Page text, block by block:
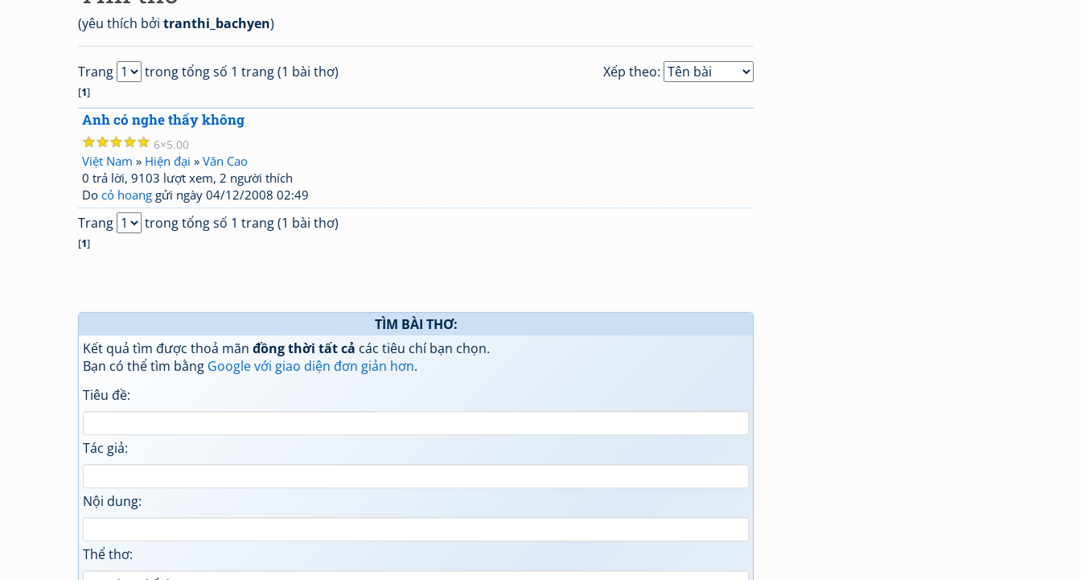
(yêu thích bởi tranthi_bachyen)
Xếp theo:
Trang trong tổng số 1 trang (1 bài thơ)
[1]
Anh có nghe thấy không
☆
☆
☆
☆
☆ 6 5.00
Việt Nam » Hiện đại » Văn Cao
0 trả lời, 9103 lượt xem, 2 người thích
Do cỏ hoang gửi ngày 04/12/2008 02:49
Trang trong tổng số 1 trang (1 bài thơ)
[1]
TÌM BÀI THƠ:
Kết quả tìm được thoả mãn đồng thời tất cả các tiêu chí bạn chọn.
Bạn có thể tìm bằng Google với giao diện đơn giản hơn.
Tiêu đề:
Tác giả:
Nội dung:
Thể thơ: